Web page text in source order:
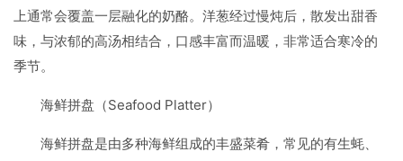
上通常会覆盖一层融化的奶酪。洋葱经过慢炖后，散发出甜香
味，与浓郁的高汤相结合，口感丰富而温暖，非常适合寒冷的
季节。
海鲜拼盘（Seafood Platter）
海鲜拼盘是由多种海鲜组成的丰盛菜肴，常见的有生蚝、